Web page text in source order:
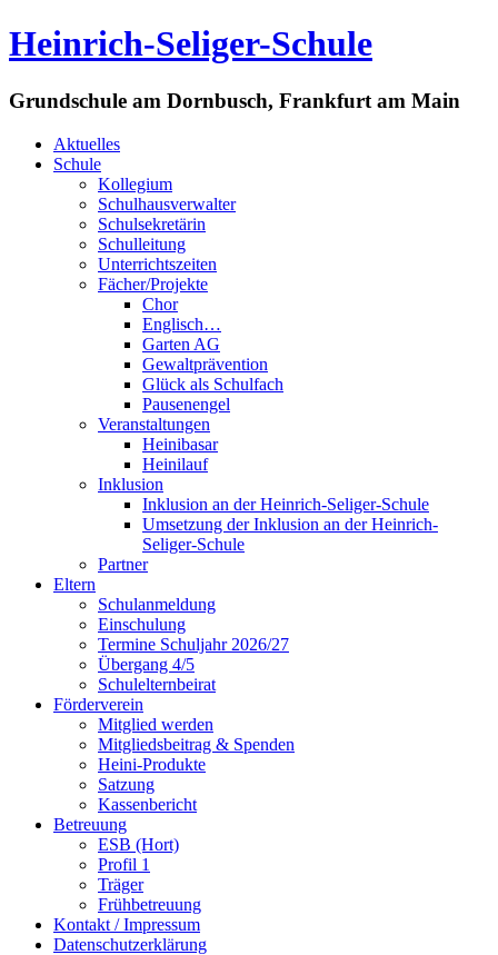
Heinrich-Seliger-Schule
Grundschule am Dornbusch, Frankfurt am Main
Aktuelles
Schule
Kollegium
Schulhausverwalter
Schulsekretärin
Schulleitung
Unterrichtszeiten
Fächer/Projekte
Chor
Englisch…
Garten AG
Gewaltprävention
Glück als Schulfach
Pausenengel
Veranstaltungen
Heinibasar
Heinilauf
Inklusion
Inklusion an der Heinrich-Seliger-Schule
Umsetzung der Inklusion an der Heinrich-
Seliger-Schule
Partner
Eltern
Schulanmeldung
Einschulung
Termine Schuljahr 2026/27
Übergang 4/5
Schulelternbeirat
Förderverein
Mitglied werden
Mitgliedsbeitrag & Spenden
Heini-Produkte
Satzung
Kassenbericht
Betreuung
ESB (Hort)
Profil 1
Träger
Frühbetreuung
Kontakt / Impressum
Datenschutzerklärung